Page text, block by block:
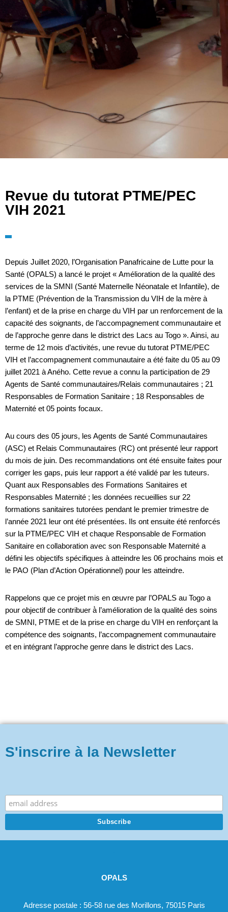
Revue du tutorat PTME/PEC
VIH 2021
Depuis Juillet 2020, l’Organisation Panafricaine de Lutte pour la
Santé (OPALS) a lancé le projet « Amélioration de la qualité des
services de la SMNI (Santé Maternelle Néonatale et Infantile), de
la PTME (Prévention de la Transmission du VIH de la mère à
l’enfant) et de la prise en charge du VIH par un renforcement de la
capacité des soignants, de l’accompagnement communautaire et
de l’approche genre dans le district des Lacs au Togo ». Ainsi, au
terme de 12 mois d’activités, une revue du tutorat PTME/PEC
VIH et l’accompagnement communautaire a été faite du 05 au 09
juillet 2021 à Aného. Cette revue a connu la participation de 29
Agents de Santé communautaires/Relais communautaires ; 21
Responsables de Formation Sanitaire ; 18 Responsables de
Maternité et 05 points focaux.
Au cours des 05 jours, les Agents de Santé Communautaires
(ASC) et Relais Communautaires (RC) ont présenté leur rapport
du mois de juin. Des recommandations ont été ensuite faites pour
corriger les gaps, puis leur rapport a été validé par les tuteurs.
Quant aux Responsables des Formations Sanitaires et
Responsables Maternité ; les données recueillies sur 22
formations sanitaires tutorées pendant le premier trimestre de
l’année 2021 leur ont été présentées. Ils ont ensuite été renforcés
sur la PTME/PEC VIH et chaque Responsable de Formation
Sanitaire en collaboration avec son Responsable Maternité a
défini les objectifs spécifiques à atteindre les 06 prochains mois et
le PAO (Plan d’Action Opérationnel) pour les atteindre.
Rappelons que ce projet mis en œuvre par l’OPALS au Togo a
pour objectif de contribuer à̀ l’amélioration de la qualité des soins
de SMNI, PTME et de la prise en charge du VIH en renforçant la
compétence des soignants, l’accompagnement communautaire
et en intégrant l’approche genre dans le district des Lacs.
S'inscrire à la Newsletter
OPALS
Adresse postale : 56-58 rue des Morillons, 75015 Paris